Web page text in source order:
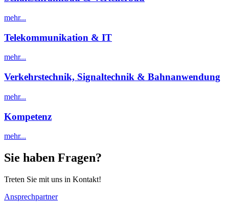
mehr...
Telekommunikation & IT
mehr...
Verkehrstechnik, Signaltechnik & Bahnanwendung
mehr...
Kompetenz
mehr...
Sie haben Fragen?
Treten Sie mit uns in Kontakt!
Ansprechpartner